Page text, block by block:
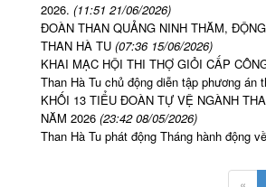
2026. (11:51 21/06/2026)
ĐOÀN THAN QUẢNG NINH THĂM,
THAN HÀ TU (07:36 15/06/2026)
KHAI MẠC HỘI THI THỢ GIỎI CẤP
Than Hà Tu chủ động diễn tập phương
KHỐI 13 TIỂU ĐOÀN TỰ VỆ NGÀNH
NĂM 2026 (23:42 08/05/2026)
Than Hà Tu phát động Tháng hành động